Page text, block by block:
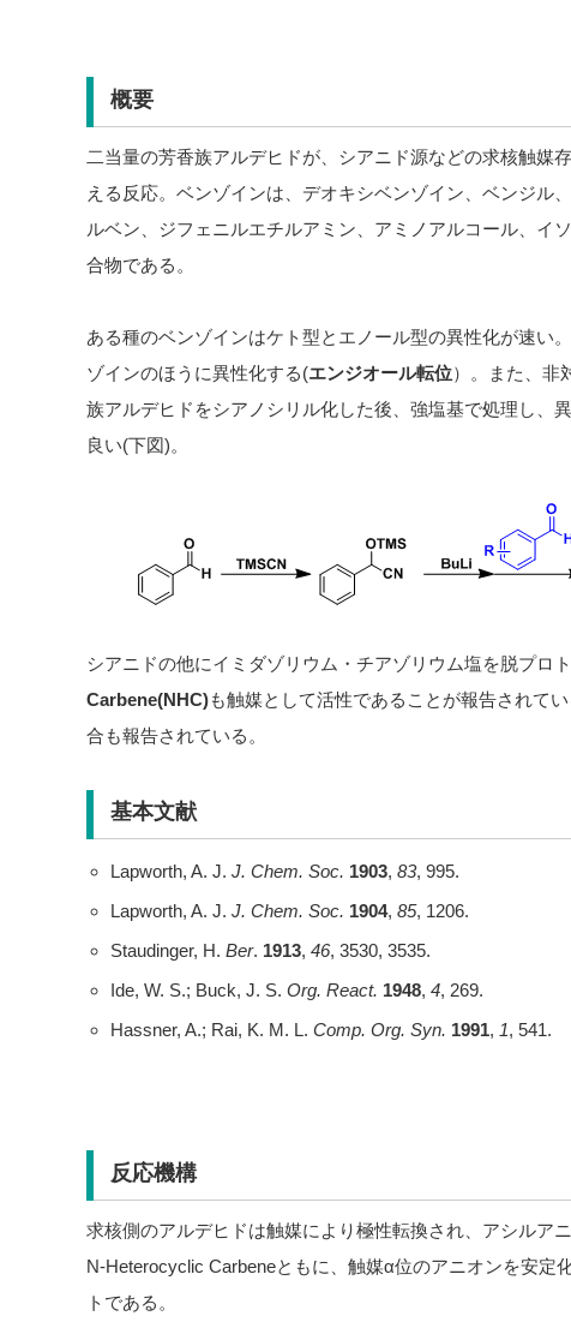
概要
二当量の芳香族アルデヒドが、シアニド源などの求核触媒
える反応。ベンゾインは、デオキシベンゾイン、ベンジル
ルベン、ジフェニルエチルアミン、アミノアルコール、イ
合物である。
ある種のベンゾインはケト型とエノール型の異性化が速い
ゾインのほうに異性化する(エンジオール転位）。また、非
族アルデヒドをシアノシリル化した後、強塩基で処理し、
良い(下図)。
シアニドの他にイミダゾリウム・チアゾリウム塩を脱プロ
Carbene(NHC)も触媒として活性であることが報告されて
合も報告されている。
基本文献
Lapworth, A. J. J. Chem. Soc. 1903, 83, 995.
Lapworth, A. J. J. Chem. Soc. 1904, 85, 1206.
Staudinger, H. Ber. 1913, 46, 3530, 3535.
Ide, W. S.; Buck, J. S. Org. React. 1948, 4, 269.
Hassner, A.; Rai, K. M. L. Comp. Org. Syn. 1991, 1, 541.
反応機構
求核側のアルデヒドは触媒により極性転換され、アシルア
N-Heterocyclic Carbeneともに、触媒α位のアニオンを安定
トである。